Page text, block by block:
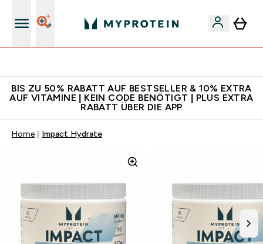
BIS ZU 50% RABATT AUF BESTSELLER & 10% EXTRA
AUF VITAMINE | KEIN CODE BENÖTIGT | PLUS EXTRA
RABATT ÜBER DIE APP
Home Impact Hydrate